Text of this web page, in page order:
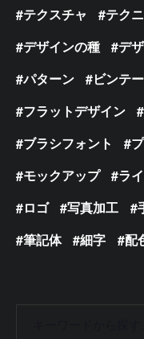
テクスチャ
テク
デザインの種
デ
パターン
ビンテ
フラットデザイン
ブラシフォント
モックアップ
ラ
ロゴ
写真加工
筆記体
細字 配